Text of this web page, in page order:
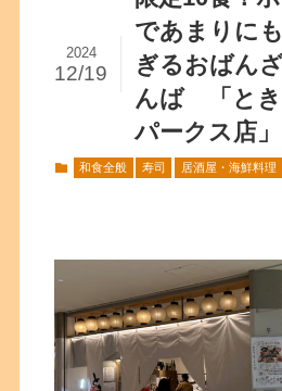
であまりに
ぎるおばん
んば 「と
パークス店」
2024
12/19
和食全般 寿司 居酒屋・海鮮料理